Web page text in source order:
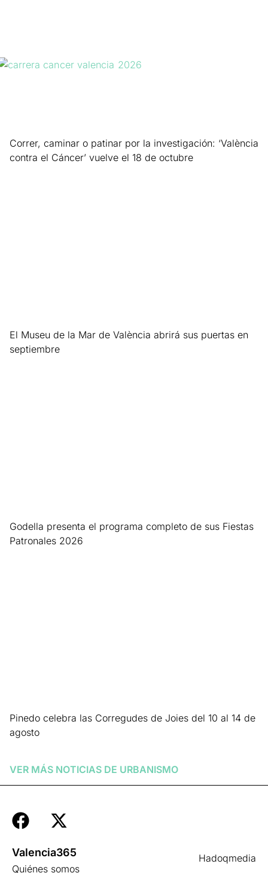
Correr, caminar o patinar por la investigación: ‘València
contra el Cáncer’ vuelve el 18 de octubre
El Museu de la Mar de València abrirá sus puertas en
septiembre
Godella presenta el programa completo de sus Fiestas
Patronales 2026
Pinedo celebra las Corregudes de Joies del 10 al 14 de
agosto
VER MÁS NOTICIAS DE URBANISMO
Hadoqmedia
Valencia365
Quiénes somos